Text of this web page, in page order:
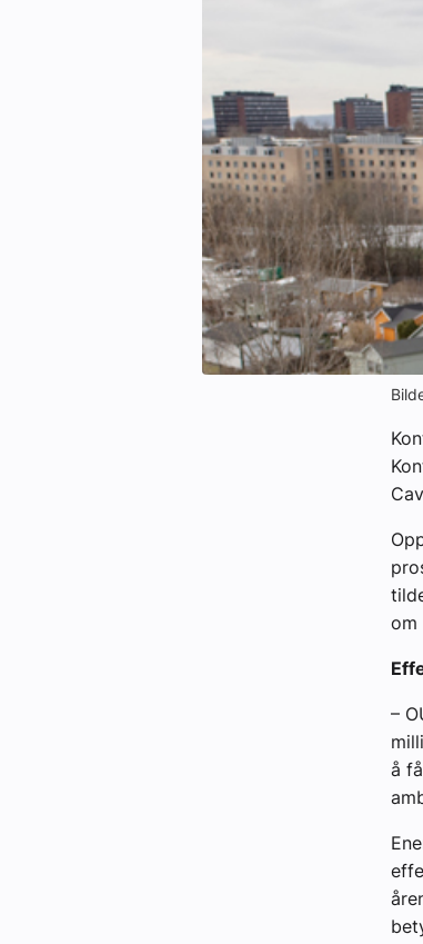
Annonsere i VVS Aktuelt
Kontakt oss
Tips oss
eBlad
om
–
å